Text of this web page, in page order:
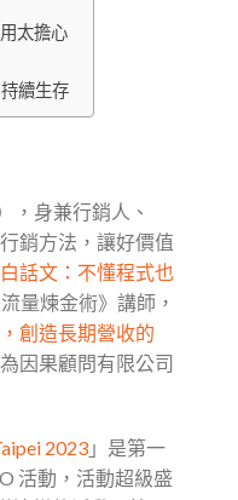
太擔心
續生存
，身兼行銷人、
銷方法，讓好價值
話文：不懂程式也
量煉金術》講師，
創造長期營收的
因果顧問有限公司
2023 」是第一
活動，活動超級盛